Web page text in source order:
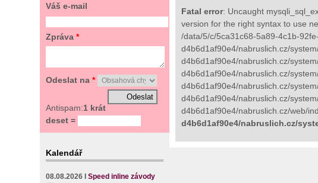
Váš e-mail
Zpráva*
Odeslat na*
Antispam:1 krát
deset =
Kalendář
08.08.2026 ISpeed inline závody
Fatal error: Uncaught
version for the right syntax to use
/data/5/c/5ca31c68-5a89-4c1b-
d4b6d1af90e4/nabruslich.cz/
d4b6d1af90e4/nabruslich.cz/
d4b6d1af90e4/nabruslich.cz/
d4b6d1af90e4/nabruslich.cz/
d4b6d1af90e4/nabruslich.cz/
d4b6d1af90e4/nabruslich.cz/web/
d4b6d1af90e4/nabruslich.cz/